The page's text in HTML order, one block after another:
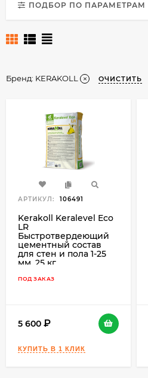
ПОДБОР ПО ПАРАМЕТРАМ
Бренд: KERAKOLL ОЧИСТИТЬ
АРТИКУЛ: 106491
Kerakoll Keralevel Eco
LR
Быстротвердеющий
цементный состав
для стен и пола 1-25
мм, 25 кг.
ПОД ЗАКАЗ
5 600